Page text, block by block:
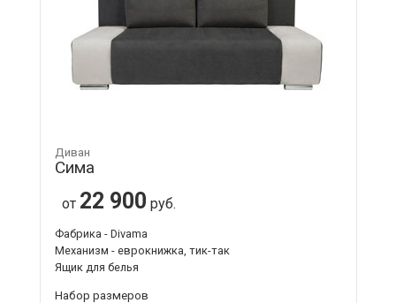
Диван
Сима
от 22 900 руб.
Фабрика - Divama
Механизм - еврокнижка, тик-так
Ящик для белья
Набор размеров